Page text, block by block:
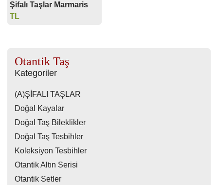
Şifalı Taşlar Marmaris
TL
Otantik Taş
Kategoriler
(A)ŞİFALI TAŞLAR
Doğal Kayalar
Doğal Taş Bileklikler
Doğal Taş Tesbihler
Koleksiyon Tesbihler
Otantik Altın Serisi
Otantik Setler